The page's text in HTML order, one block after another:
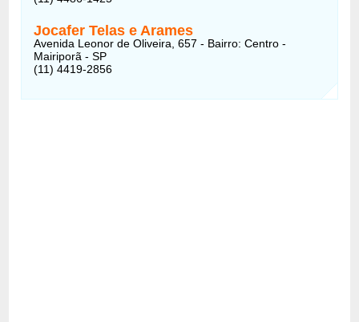
Jocafer Telas e Arames
Avenida Leonor de Oliveira, 657 - Bairro: Centro -
Mairiporã - SP
(11) 4419-2856